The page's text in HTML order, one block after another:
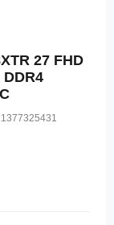
27 FHD
DDR4